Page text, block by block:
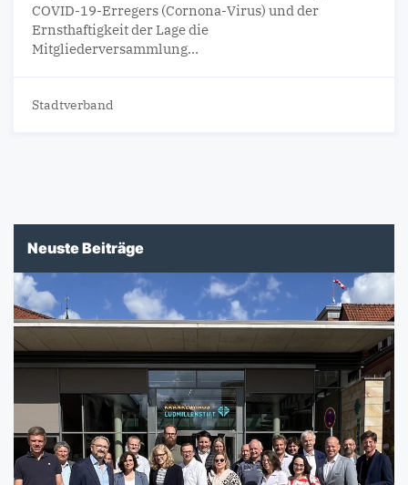
COVID-19-Erregers (Cornona-Virus) und der
Ernsthaftigkeit der Lage die
Mitgliederversammlung…
Stadtverband
Neuste Beiträge